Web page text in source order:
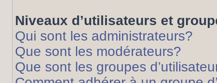
Niveaux d’utilisateurs et
Qui sont les administrateurs?
Que sont les modérateurs?
Que sont les groupes